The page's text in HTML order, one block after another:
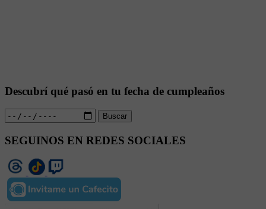
Descubrí qué pasó en tu fecha de cumpleaños
Buscar
SEGUINOS EN REDES SOCIALES